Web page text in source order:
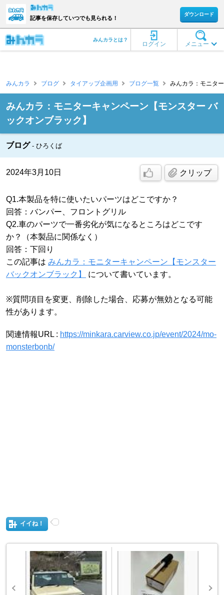
記事を保存していつでも見られる！
ダウンロード
メニュー
ログイン
みんカラとは？
みんカラ ブログ タイアップ企画用 ブログ一覧 みんカラ：モニタ
みんカラ：モニターキャンペーン【モンスター バ
ックオンブラック】
ブログ ひろくば
2024年3月10日 クリップ
Q1.本製品を特に使いたいパーツはどこですか？
回答：バンパー、フロントグリル
Q2.車のパーツで一番劣化が気になるところはどこです
か？（本製品に関係なく）
回答：下回り
この記事は みんカラ：モニターキャンペーン【モンスター
バックオンブラック】
について書いています。
※質問項目を変更、削除した場合、応募が無効となる可能
性があります。
関連情報URL : https://minkara.carview.co.jp/event/2024/mo-
monsterbonb/
イイね！